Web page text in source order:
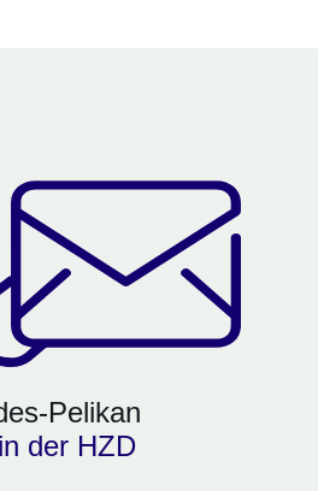
Pelikan
der HZD